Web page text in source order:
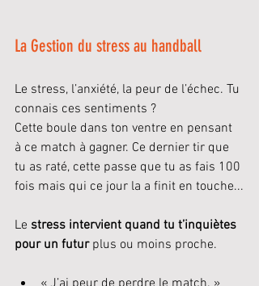
La Gestion du stress au handball
Le stress, l’anxiété, la peur de l’échec. Tu
connais ces sentiments ?
Cette boule dans ton ventre en pensant
à ce match à gagner. Ce dernier tir que
tu as raté, cette passe que tu as fais 100
fois mais qui ce jour la a finit en touche...
Le stress intervient quand tu t’inquiètes
pour un futur plus ou moins proche.